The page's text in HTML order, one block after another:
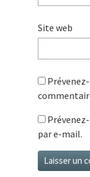
Site web
par e-mail.